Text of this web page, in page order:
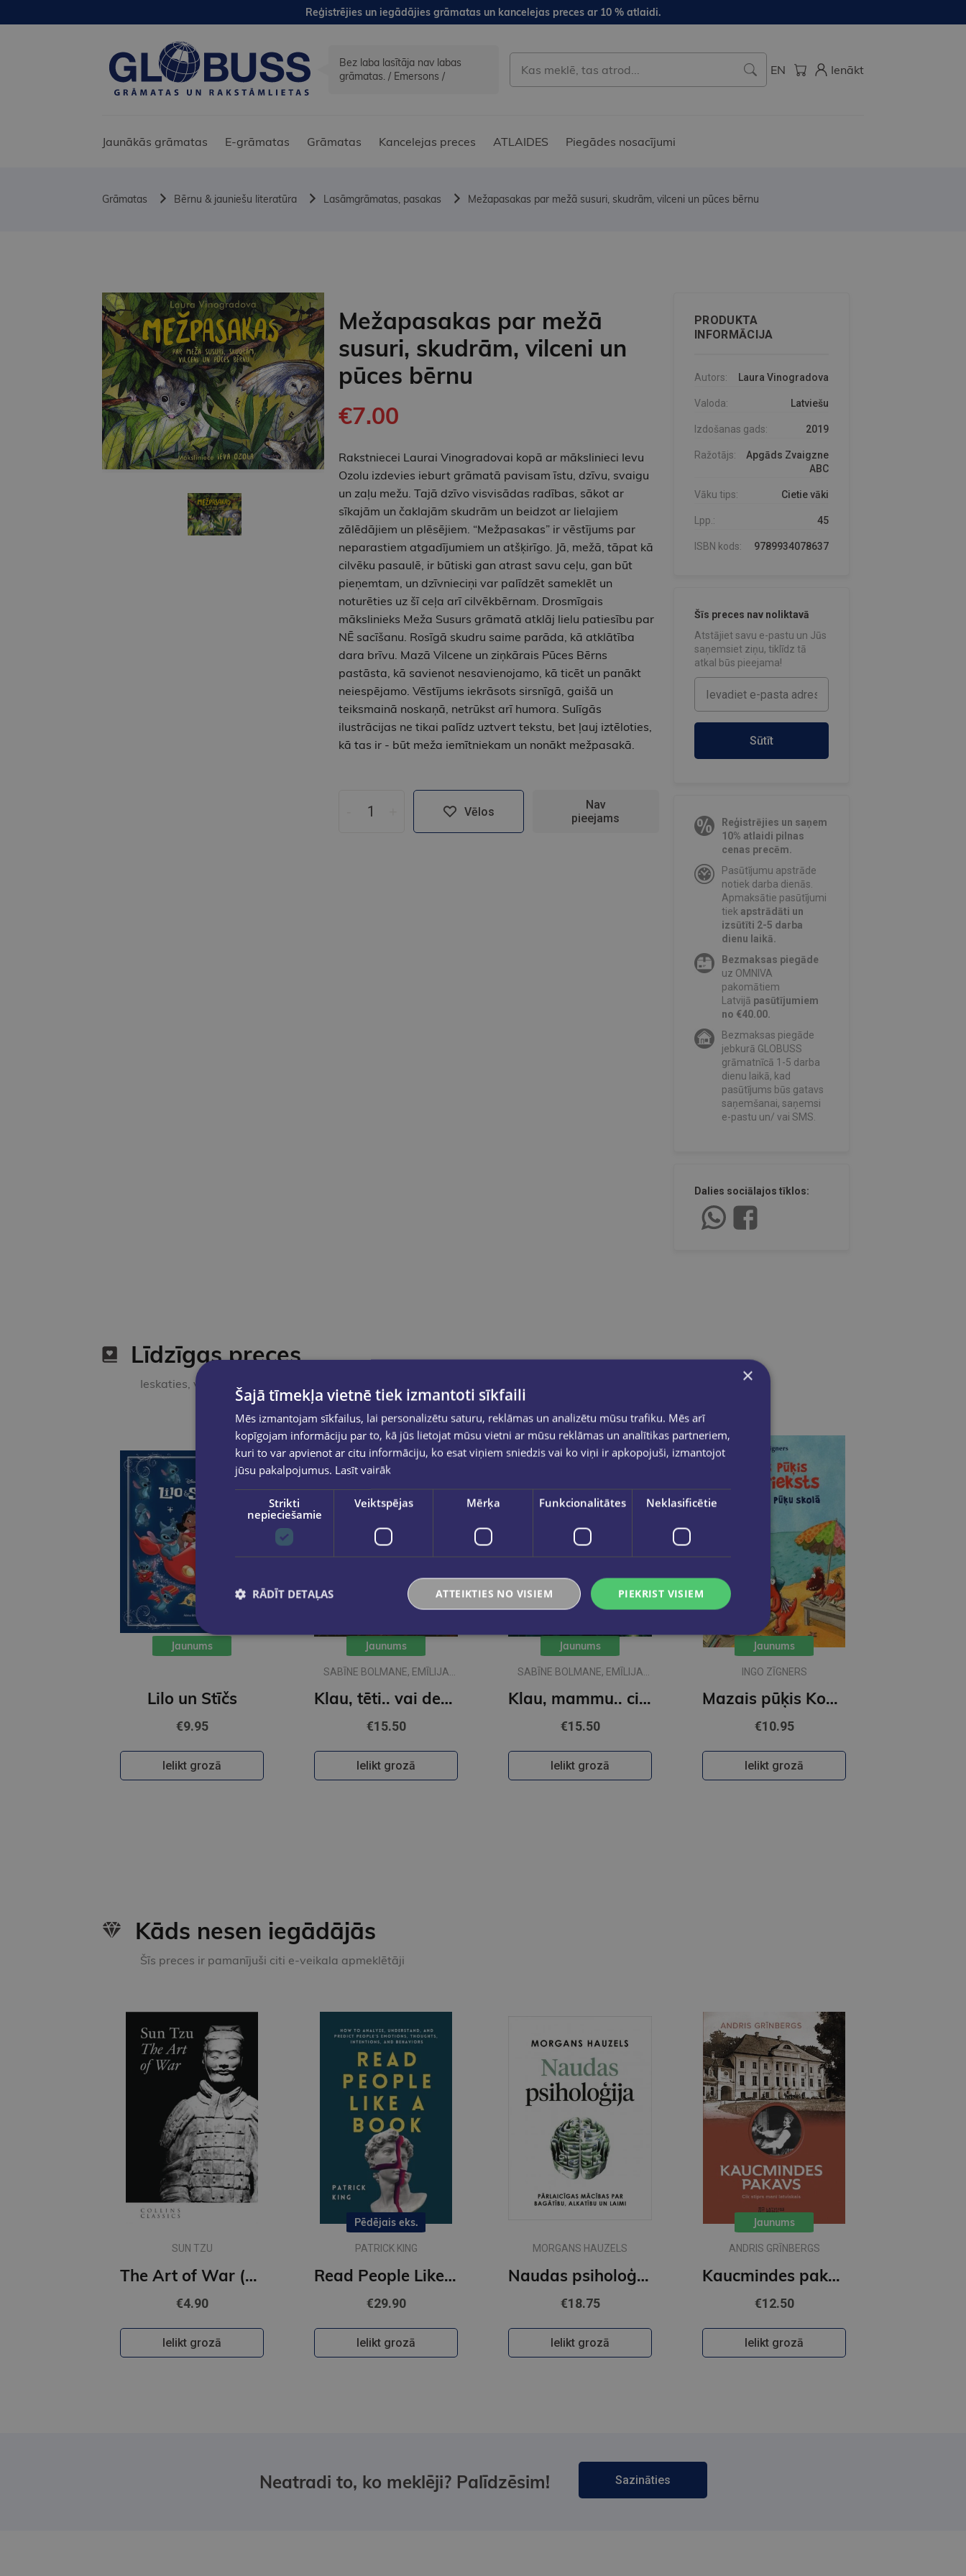
Reģistrējies un iegādājies grāmatas un kancelejas preces ar 10 % atlaidi.
Bez laba lasītāja nav labas
grāmatas. / Emersons /
EN Ienākt
Jaunākās grāmatas E-grāmatas Grāmatas Kancelejas preces ATLAIDES Piegādes nosacījumi
Grāmatas Bērnu & jauniešu literatūra Lasāmgrāmatas, pasakas Mežapasakas par mežā susuri, skudrām, vilceni un pūces bērnu
Mežapasakas par mežā
susuri, skudrām, vilceni un
pūces bērnu
€7.00
Rakstniecei Laurai Vinogradovai kopā ar mākslinieci Ievu
Ozolu izdevies ieburt grāmatā pavisam īstu, dzīvu, svaigu
un zaļu mežu. Tajā dzīvo visvisādas radības, sākot ar
sīkajām un čaklajām skudrām un beidzot ar lielajiem
zālēdājiem un plēsējiem. “Mežpasakas” ir vēstījums par
neparastiem atgadījumiem un atšķirīgo. Jā, mežā, tāpat kā
cilvēku pasaulē, ir būtiski gan atrast savu ceļu, gan būt
pieņemtam, un dzīvnieciņi var palīdzēt sameklēt un
noturēties uz šī ceļa arī cilvēkbērnam. Drosmīgais
mākslinieks Meža Susurs grāmatā atklāj lielu patiesību par
NĒ sacīšanu. Rosīgā skudru saime parāda, kā atklātība
dara brīvu. Mazā Vilcene un ziņkārais Pūces Bērns
pastāsta, kā savienot nesavienojamo, kā ticēt un panākt
neiespējamo. Vēstījums iekrāsots sirsnīgā, gaišā un
teiksmainā noskaņā, netrūkst arī humora. Sulīgās
ilustrācijas ne tikai palīdz uztvert tekstu, bet ļauj iztēloties,
kā tas ir - būt meža iemītniekam un nonākt mežpasakā.
Vēlos
Nav
pieejams
PRODUKTA
INFORMĀCIJA
Autors: Laura Vinogradova
Valoda: Latviešu
Izdošanas gads: 2019
Ražotājs:
Apgāds Zvaigzne
ABC
Vāku tips: Cietie vāki
Lpp.: 45
ISBN kods: 9789934078637
Šīs preces nav noliktavā
Atstājiet savu e-pastu un Jūs
saņemsiet ziņu, tiklīdz tā
atkal būs pieejama!
Sūtīt
Reģistrējies un saņem
10% atlaidi pilnas
cenas precēm.
Pasūtījumu apstrāde
notiek darba dienās.
Apmaksātie pasūtījumi
tiekapstrādāti un
izsūtīti 2-5 darba
dienu laikā.
Bezmaksas piegāde
uz OMNIVA
pakomātiem
Latvijā pasūtījumiem
no €40.00.
Bezmaksas piegāde
jebkurā GLOBUSS
grāmatnīcā 1-5 darba
dienu laikā, kad
pasūtījums būs gatavs
saņemšanai, saņemsi
e-pastu un/ vai SMS.
Dalies sociālajos tīklos:
Līdzīgas preces
Ieskaties, varbūt noder
Jaunums
Lilo un Stīčs
€9.95
Ielikt grozā
Jaunums
SABĪNE BOLMANE, EMĪLIJA
Klau, tēti.. vai desmit ir daudz?
€15.50
Ielikt grozā
Jaunums
SABĪNE BOLMANE, EMĪLIJA
Klau, mammu.. ciik liela ir pasaule?
€15.50
Ielikt grozā
Jaunums
INGO ZĪGNERS
Mazais pūķis Kokosrieksts satraukumi Pūķu skolā
€10.95
Ielikt grozā
Kāds nesen iegādājās
Šīs preces ir pamanījuši citi e-veikala apmeklētāji
SUN TZU
The Art of War (Collins Classics)
€4.90
Ielikt grozā
Pēdējais eks.
PATRICK KING
Read People Like a Book : How to Analyze, Understand, and Predict People's Emotions, Thoughts, Inten
€29.90
Ielikt grozā
MORGANS HAUZELS
Naudas psiholoģija
€18.75
Ielikt grozā
Jaunums
ANDRIS GRĪNBERGS
Kaucmindes pakavs
€12.50
Ielikt grozā
Neatradi to, ko meklēji? Palīdzēsim! Sazināties
×
Šajā tīmekļa vietnē tiek izmantoti sīkfaili
Mēs izmantojam sīkfailus, lai personalizētu saturu, reklāmas un analizētu mūsu trafiku. Mēs arī
kopīgojam informāciju par to, kā jūs lietojat mūsu vietni ar mūsu reklāmas un analītikas partneriem,
kuri to var apvienot ar citu informāciju, ko esat viņiem sniedzis vai ko viņi ir apkopojuši, izmantojot
jūsu pakalpojumus. Lasīt vairāk
Strikti
nepieciešamie
Veiktspējas Mērķa Funkcionalitātes Neklasificētie
PIEKRIST VISIEM
ATTEIKTIES NO VISIEM
RĀDĪT DETAĻAS